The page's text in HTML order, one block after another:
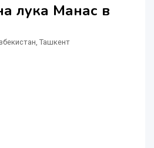
лука Манас в
Ташкент